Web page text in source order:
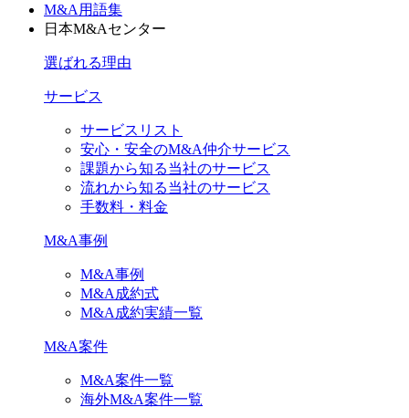
M&A用語集
日本M&Aセンター
選ばれる理由
サービス
サービスリスト
安心・安全のM&A仲介サービス
課題から知る当社のサービス
流れから知る当社のサービス
手数料・料金
M&A事例
M&A事例
M&A成約式
M&A成約実績一覧
M&A案件
M&A案件一覧
海外M&A案件一覧